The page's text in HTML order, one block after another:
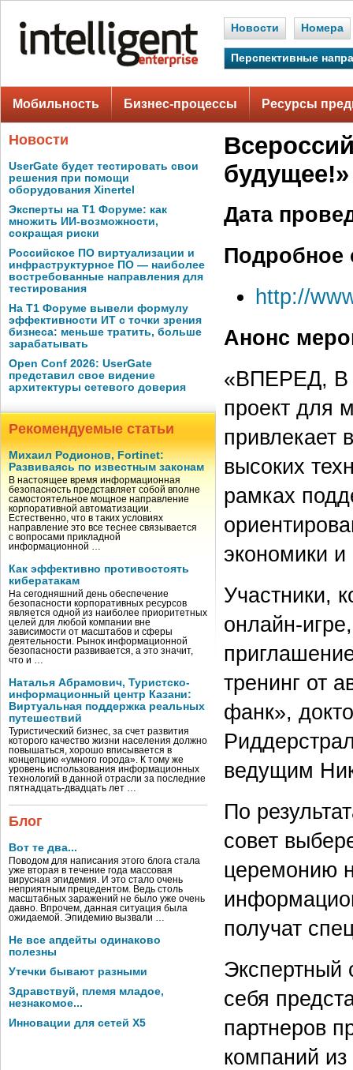
Новости Номера
Перспективные
Мобильность Бизнес-процессы Ресурсы
Новости
UserGate будет тестировать свои
решения при помощи
оборудования Xinertel
Эксперты на Т1 Форуме: как
множить ИИ-возможности,
сокращая риски
Российское ПО виртуализации и
инфраструктурное ПО — наиболее
востребованные направления для
тестирования
На Т1 Форуме вывели формулу
эффективности ИТ с точки зрения
бизнеса: меньше тратить, больше
зарабатывать
Open Conf 2026: UserGate
представил свое видение
архитектуры сетевого доверия
Рекомендуемые статьи
Михаил Родионов, Fortinet:
Развиваясь по известным законам
В настоящее время информационная
безопасность представляет собой вполне
самостоятельное мощное направление
корпоративной автоматизации.
Естественно, что в таких условиях
направление это все теснее связывается
с вопросами прикладной
информационной …
Как эффективно противостоять
кибератакам
На сегодняшний день обеспечение
безопасности корпоративных ресурсов
является одной из наиболее приоритетных
целей для любой компании вне
зависимости от масштабов и сферы
деятельности. Рынок информационной
безопасности развивается, а это значит,
что и …
Наталья Абрамович, Туристско-
информационный центр Казани:
Виртуальная поддержка реальных
путешествий
Туристический бизнес, за счет развития
которого качество жизни населения должно
повышаться, хорошо вписывается в
концепцию «умного города». К тому же
уровень использования информационных
технологий в данной отрасли за последние
пятнадцать-двадцать лет …
Блог
Вот те два...
Поводом для написания этого блога стала
уже вторая в течение года массовая
вирусная эпидемия. И это стало очень
неприятным прецедентом. Ведь столь
масштабных заражений не было уже очень
давно. Впрочем, данная ситуация была
ожидаемой. Эпидемию вызвали …
Не все апдейты одинаково
полезны
Утечки бывают разными
Здравствуй, племя младое,
незнакомое...
Инновации для сетей X5
будущее!»
Дата
Подробное
http://
Анонс
«ВПЕРЕД, В
проект для
привлекает
высоких
рамках
экономики
Участники,
онлайн-
тренинг от
фанк»,
ведущим
По
совет
церемонию
получат
себя
партнеров
компаний из